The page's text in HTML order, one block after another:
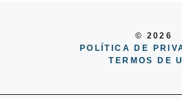
© 2026
POLÍTICA DE
TERMOS DE